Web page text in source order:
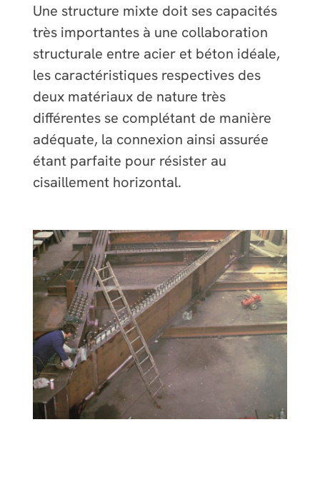
Une structure mixte doit ses capacités
très importantes à une collaboration
structurale entre acier et béton idéale,
les caractéristiques respectives des
deux matériaux de nature très
différentes se complétant de manière
adéquate, la connexion ainsi assurée
étant parfaite pour résister au
cisaillement horizontal.